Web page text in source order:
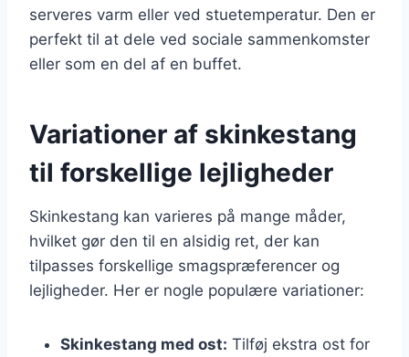
serveres varm eller ved stuetemperatur. Den er
perfekt til at dele ved sociale sammenkomster
eller som en del af en buffet.
Variationer af skinkestang
til forskellige lejligheder
Skinkestang kan varieres på mange måder,
hvilket gør den til en alsidig ret, der kan
tilpasses forskellige smagspræferencer og
lejligheder. Her er nogle populære variationer:
Skinkestang med ost: Tilføj ekstra ost for